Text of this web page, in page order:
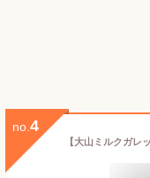
no. 4